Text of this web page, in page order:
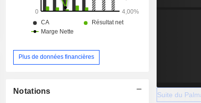
Plus de données financières
Notations Suite du